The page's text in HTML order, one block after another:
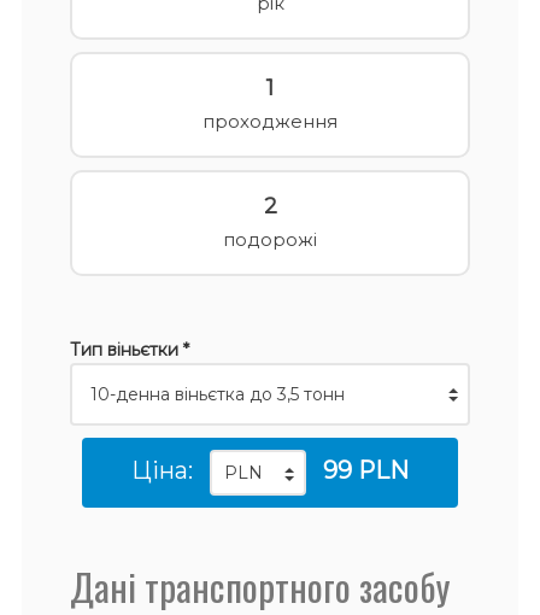
1
проходження
2
подорожі
Тип віньєтки *
Ціна: 99 PLN
Дані транспортного засобу